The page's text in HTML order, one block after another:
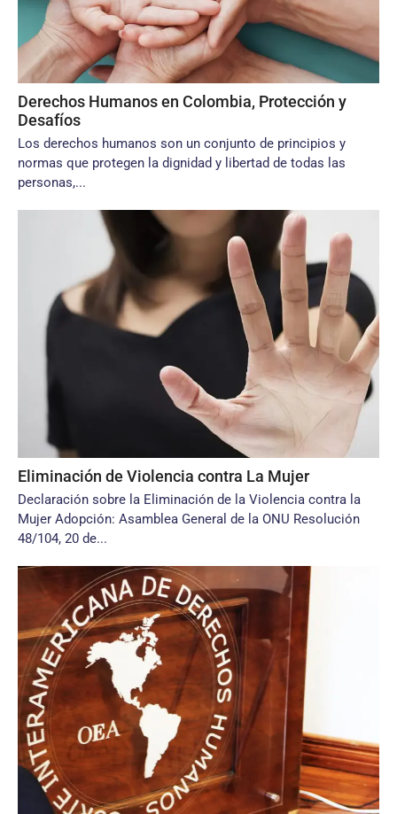
Derechos Humanos en Colombia, Protección y
Desafíos
Los derechos humanos son un conjunto de principios y
normas que protegen la dignidad y libertad de todas las
personas,...
Eliminación de Violencia contra La Mujer
Declaración sobre la Eliminación de la Violencia contra la
Mujer Adopción: Asamblea General de la ONU Resolución
48/104, 20 de...